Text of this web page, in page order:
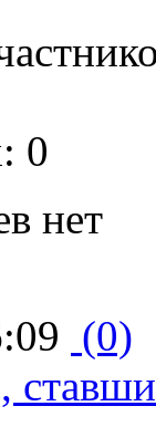
0
нет
(0)